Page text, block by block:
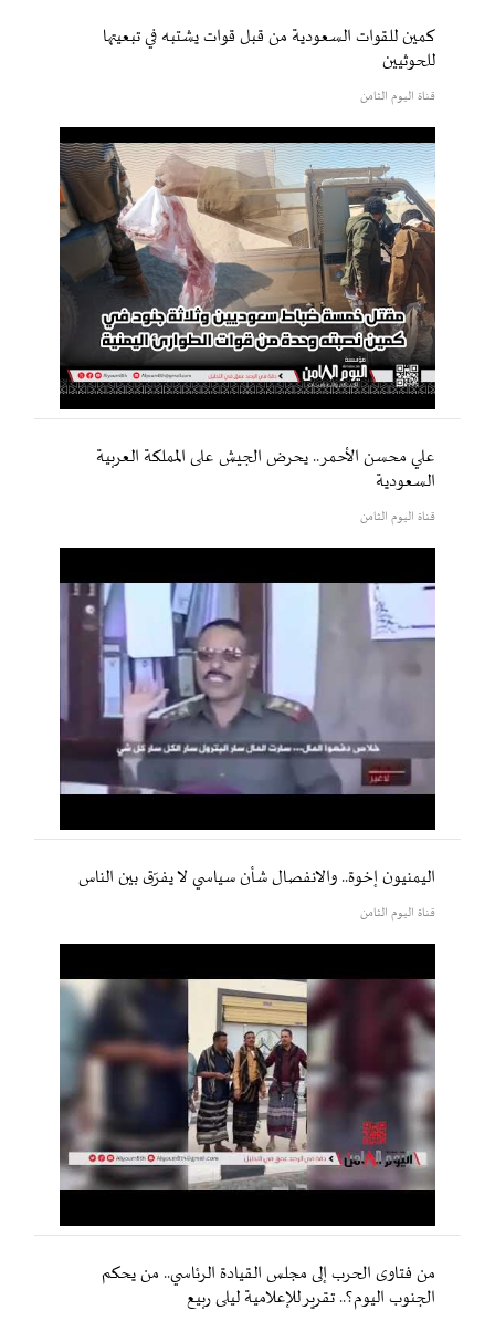
كمين للقوات السعودية من قبل قوات يشتبه في تبعيتها
للحوثيين
قناة اليوم الثامن
علي محسن الأحمر.. يحرض الجيش على المملكة العربية
السعودية
قناة اليوم الثامن
اليمنيون إخوة.. والانفصال شأن سياسي لا يفرّق بين الناس
قناة اليوم الثامن
من فتاوى الحرب إلى مجلس القيادة الرئاسي.. من يحكم
الجنوب اليوم؟.. تقرير للإعلامية ليلى ربيع